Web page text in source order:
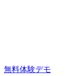
無料体験デモ